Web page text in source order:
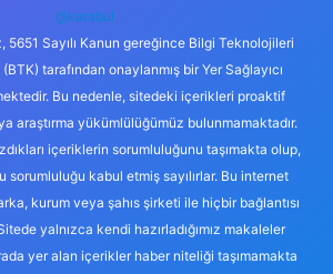
@karabul
5651 Sayılı Kanun gereğince Bilgi Teknolojileri
tarafından onaylanmış bir Yer Sağlayıcı
Bu nedenle, sitedeki içerikleri proaktif
araştırma yükümlülüğümüz bulunmamaktadır.
içeriklerin sorumluluğunu taşımakta olup,
sorumluluğu kabul etmiş sayılırlar. Bu internet
kurum veya şahıs şirketi ile hiçbir bağlantısı
yalnızca kendi hazırladığımız makaleler
yer alan içerikler haber niteliği taşımamakta